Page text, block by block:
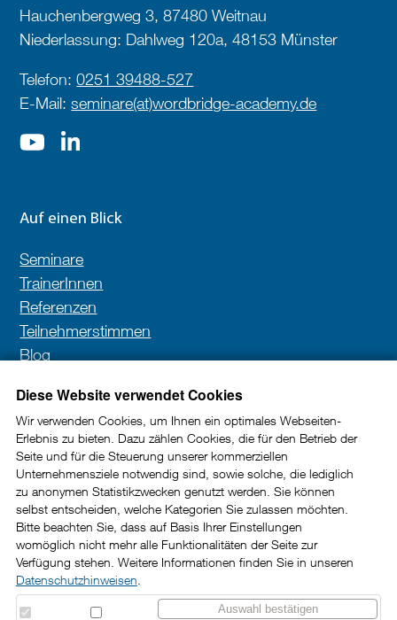
Diese Website verwendet Cookies
Wir verwenden Cookies, um Ihnen ein optimales Webseiten-
Erlebnis zu bieten. Dazu zählen Cookies, die für den Betrieb der
Seite und für die Steuerung unserer kommerziellen
Unternehmensziele notwendig sind, sowie solche, die lediglich
zu anonymen Statistikzwecken genutzt werden. Sie können
selbst entscheiden, welche Kategorien Sie zulassen möchten.
Bitte beachten Sie, dass auf Basis Ihrer Einstellungen
womöglich nicht mehr alle Funktionalitäten der Seite zur
Verfügung stehen. Weitere Informationen finden Sie in unseren
Datenschutzhinweisen
Auswahl bestätigen
Hauchenbergweg 3, 87480 Weitnau
Niederlassung: Dahlweg 120a, 48153 Münster
Telefon:0251 39488-527
E-Mail:seminare(at)wordbridge-academy.de
Auf einen Blick
Seminare
TrainerInnen
Referenzen
Teilnehmerstimmen
Blog
Newsletter
In unserem Newsletter erhalten Sie wertvolle Impulse
und Tipps rund um die Kundenkommunikation im
B2B-Bereich.
Jetzt abonnieren